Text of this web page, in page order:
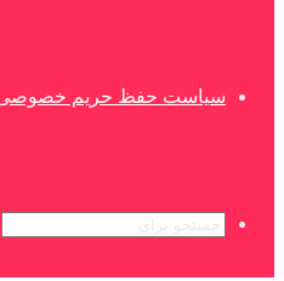
سیاست حفظ حریم